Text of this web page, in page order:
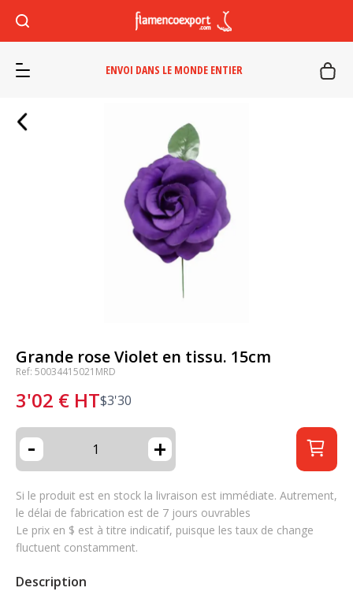
ENVOI DANS LE MONDE ENTIER
Grande rose Violet en tissu. 15cm
Ref: 50034415021MRD
3'02 € HT$3'30
- +
Si le produit est en stock la livraison est immédiate. Autrement,
le délai de fabrication est de 7 jours ouvrables
Le prix en $ est à titre indicatif, puisque les taux de change
fluctuent constamment.
Description